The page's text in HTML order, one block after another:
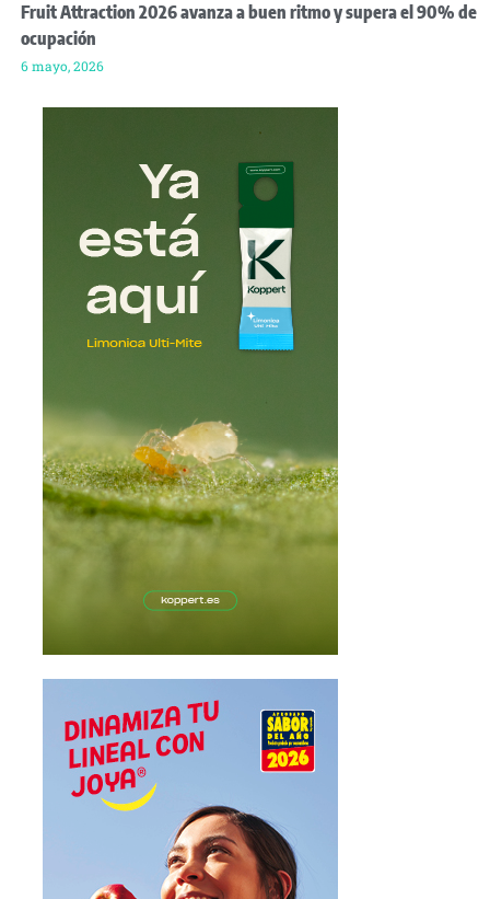
Fruit Attraction 2026 avanza a buen ritmo y supera el 90% de
ocupación
6 mayo, 2026